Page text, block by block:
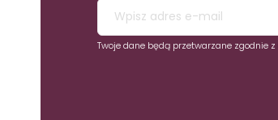
Twoje dane będą przetwarzane zgodnie